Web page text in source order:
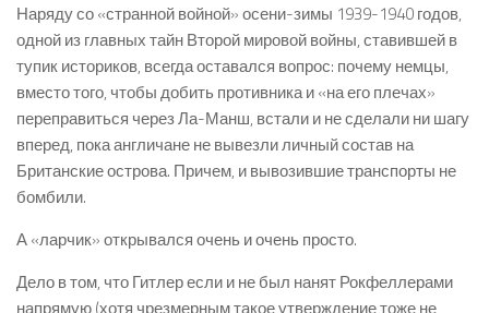
Наряду со «странной войной» осени-зимы 1939-1940 годов,
одной из главных тайн Второй мировой войны, ставившей в
тупик историков, всегда оставался вопрос: почему немцы,
вместо того, чтобы добить противника и «на его плечах»
переправиться через Ла-Манш, встали и не сделали ни шагу
вперед, пока англичане не вывезли личный состав на
Британские острова. Причем, и вывозившие транспорты не
бомбили.
А «ларчик» открывался очень и очень просто.
Дело в том, что Гитлер если и не был нанят Рокфеллерами